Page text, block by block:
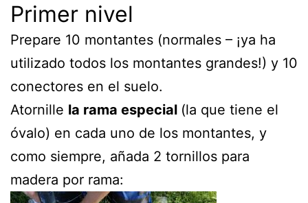
Primer nivel
Prepare 10 montantes (normales – ¡ya ha
utilizado todos los montantes grandes!) y 10
conectores en el suelo.
Atornille la rama especial (la que tiene el
óvalo) en cada uno de los montantes, y
como siempre, añada 2 tornillos para
madera por rama: